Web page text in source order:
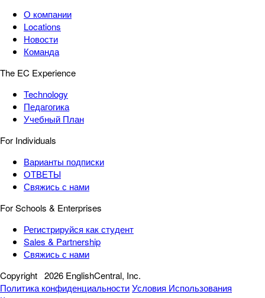
О компании
Locations
Новости
Команда
The EC Experience
Technology
Педагогика
Учебный План
For Individuals
Варианты подписки
ОТВЕТЫ
Свяжись с нами
For Schools & Enterprises
Регистрируйся как студент
Sales & Partnership
Свяжись с нами
Copyright 2026 EnglishCentral, Inc.
Политика конфиденциальностиУсловия Использования